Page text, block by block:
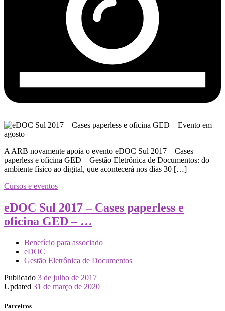
A ARB novamente apoia o evento eDOC Sul 2017 – Cases
paperless e oficina GED – Gestão Eletrônica de Documentos: do
ambiente físico ao digital, que acontecerá nos dias 30 […]
Cursos e eventos
eDOC Sul 2017 – Cases paperless e
oficina GED – …
Benefício para associado
eDOC
Gestão Eletrônica de Documentos
Publicado 3 de julho de 2017
Updated 31 de março de 2020
Parceiros